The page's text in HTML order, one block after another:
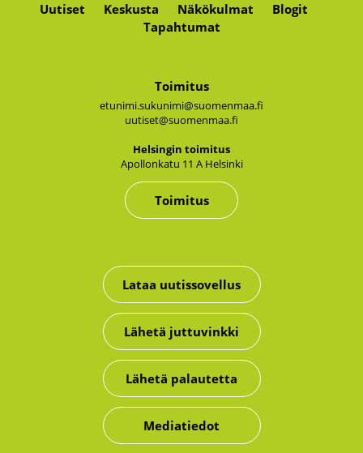
Uutiset Keskusta Näkökulmat
Blogit
Tapahtumat
Toimitus
etunimi.sukunimi@suomenmaa.fi
uutiset@suomenmaa.fi
Hel­sin­gin toi­mi­tus
Apol­lon­ka­tu 11 A Hel­sin­ki
Toimitus
Lataa uutissovellus
Lähetä juttuvinkki
Lähetä palautetta
Mediatiedot